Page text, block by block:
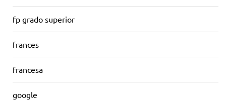
fp grado superior
frances
francesa
google